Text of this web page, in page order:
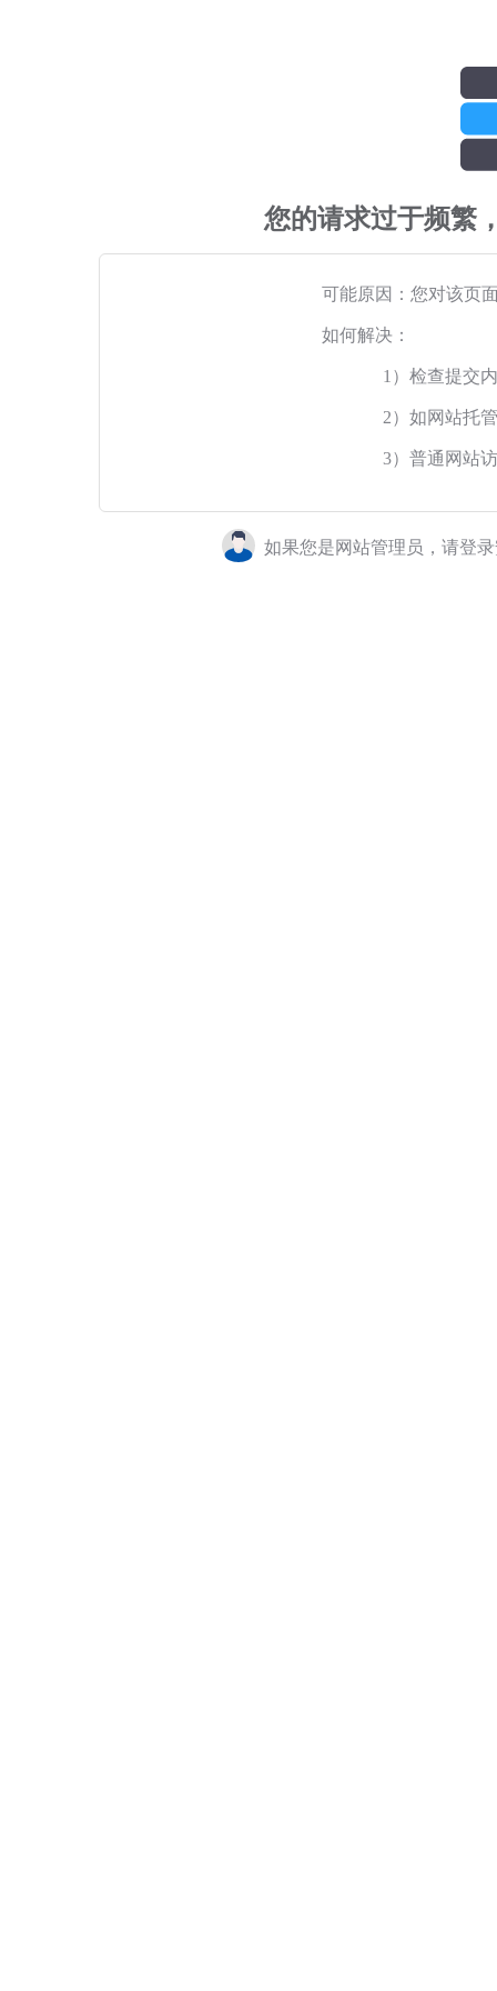
您的请求过于频繁
可能原因：您对该页
如何解决：
1）检查提交
2）如网站托
3）普通网站
如果您是网站管理员，请登